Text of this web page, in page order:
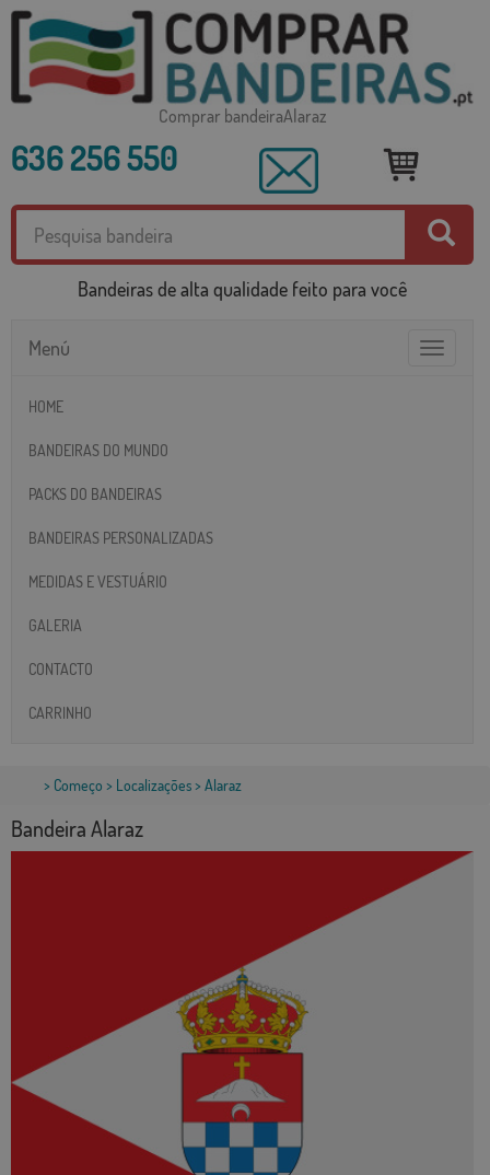
Comprar bandeiraAlaraz
636 256 550
Bandeiras de alta qualidade feito para você
Toggle
Menú
HOME
BANDEIRAS DO MUNDO
PACKS DO BANDEIRAS
BANDEIRAS PERSONALIZADAS
MEDIDAS E VESTUÁRIO
GALERIA
CONTACTO
CARRINHO
> Começo > Localizações> Alaraz
Bandeira Alaraz